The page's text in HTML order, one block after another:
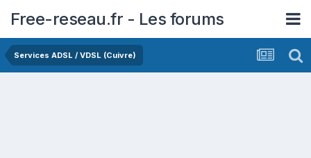
Free-reseau.fr - Les forums
Services ADSL / VDSL (Cuivre)